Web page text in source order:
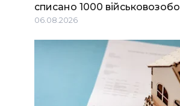
списано 1000
06.08.2026